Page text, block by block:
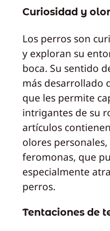
Curiosidad y olor
Los perros son
y exploran su
boca. Su sentido
más desarrollado
que les permite
intrigantes de su
artículos
olores
feromonas, que
especialmente
perros.
Tentaciones de